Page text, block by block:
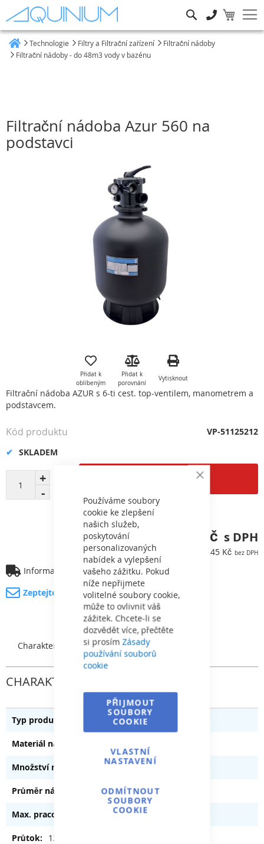
Close
Používáme soubory
cookie ke zlepšení
našich služeb,
poskytování
personalizovaných
nabídek a vylepšení
vašeho zážitku. Pokud
níže nepřijmete
volitelné soubory cookie,
může to ovlivnit váš
zážitek. Chcete-li se
dozvědět více, přečtěte
si prosímZásady
používání souborů
cookie
PŘIJMOUT
SOUBORY
COOKIE
VLASTNÍ
NASTAVENÍ
ODMÍTNOUT
SOUBORY
COOKIE
Technologie Filtry a Filtrační zařízení
Filtrační nádoby
Filtrační nádoby - do 48m3 vody v bazénu
Filtrační nádoba Azur 560 na
podstavci
s
obrázky
Přidat k
oblíbeným
Přidat k
porovnání
Vytisknout
Filtrační nádoba AZUR s 6-ti cest. top-ventilem, manometrem a
podstavcem.
Přidat do košíku
10 895,38 Kč
9 004,45 Kč
SKLADEM
Kód produktu VP-51125212
Informace o dopravě
Zeptejte se na produkt
Charakteristický
CHARAKTERISTICKÝ
Filtrační nádoba s ventilem
140 kg
560 mm
2 bar
12 m³/h